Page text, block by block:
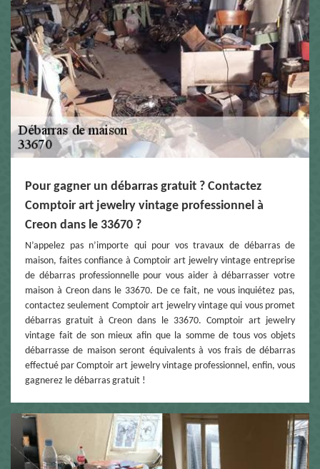
Pour gagner un débarras gratuit ? Contactez
Comptoir art jewelry vintage professionnel à
Creon dans le 33670 ?
N’appelez pas n’importe qui pour vos travaux de débarras de
maison, faites confiance à Comptoir art jewelry vintage entreprise
de débarras professionnelle pour vous aider à débarrasser votre
maison à Creon dans le 33670. De ce fait, ne vous inquiétez pas,
contactez seulement Comptoir art jewelry vintage qui vous promet
débarras gratuit à Creon dans le 33670. Comptoir art jewelry
vintage fait de son mieux afin que la somme de tous vos objets
débarrasse de maison seront équivalents à vos frais de débarras
effectué par Comptoir art jewelry vintage professionnel, enfin, vous
gagnerez le débarras gratuit !